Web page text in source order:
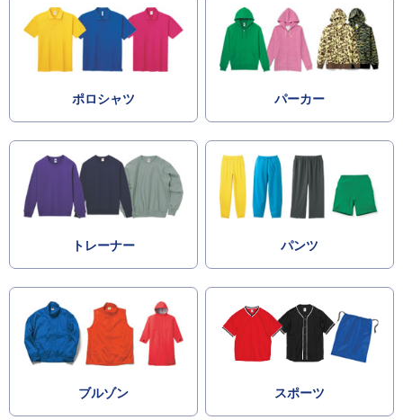
ポロシャツ パーカー
トレーナー パンツ
ブルゾン スポーツ